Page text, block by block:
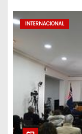
INTERNACIONAL